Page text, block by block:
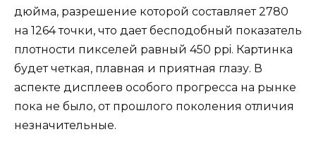
дюйма, разрешение которой составляет 2780
на 1264 точки, что дает бесподобный показатель
плотности пикселей равный 450 ppi. Картинка
будет четкая, плавная и приятная глазу. В
аспекте дисплеев особого прогресса на рынке
пока не было, от прошлого поколения отличия
незначительные.